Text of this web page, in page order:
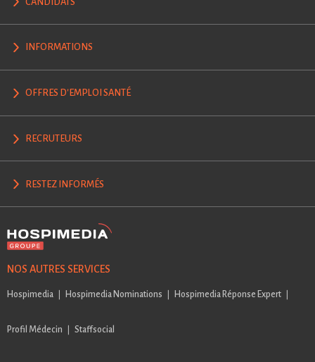
INFORMATIONS
OFFRES D'EMPLOI SANTÉ
RECRUTEURS
RESTEZ INFORMÉS
NOS AUTRES SERVICES
Hospimedia Hospimedia Nominations Hospimedia Réponse Expert
Profil Médecin Staffsocial